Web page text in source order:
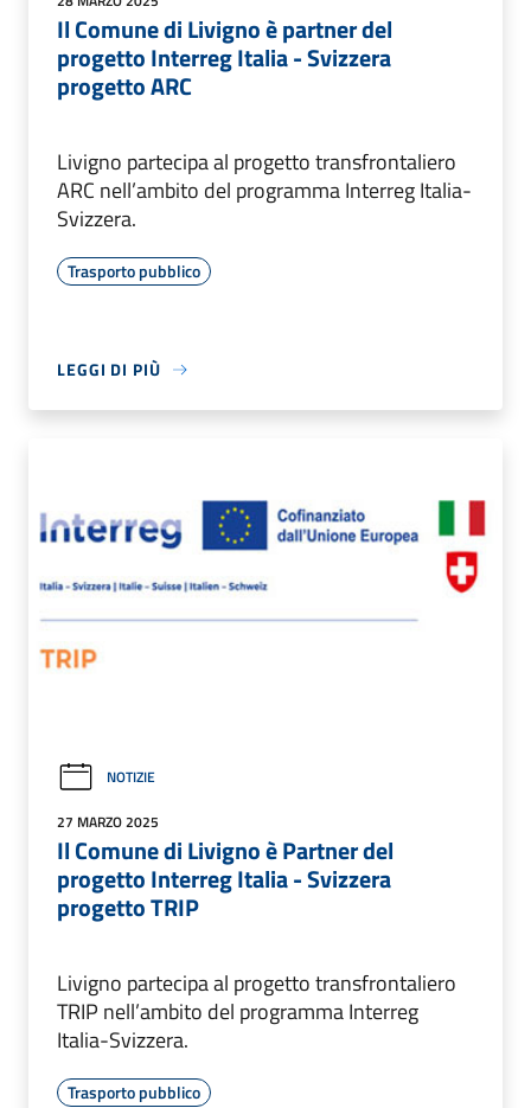
Il Comune di Livigno è partner del
progetto Interreg Italia - Svizzera
progetto ARC
Livigno partecipa al progetto transfrontaliero
ARC nell’ambito del programma Interreg Italia-
Svizzera.
Trasporto pubblico
LEGGI DI PIÙ
NOTIZIE
27 MARZO 2025
Il Comune di Livigno è Partner del
progetto Interreg Italia - Svizzera
progetto TRIP
Livigno partecipa al progetto transfrontaliero
TRIP nell’ambito del programma Interreg
Italia-Svizzera.
Trasporto pubblico